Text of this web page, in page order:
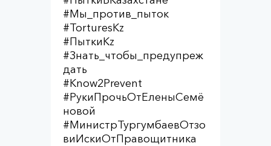
#Мы_против_пыток
#TorturesKz
#ПыткиKz
#Знать_чтобы_предупреж
дать
#Know2Prevent
#РукиПрочьОтЕленыСемё
новой
#МинистрТургумбаевОтзо
виИскиОтПравощитника